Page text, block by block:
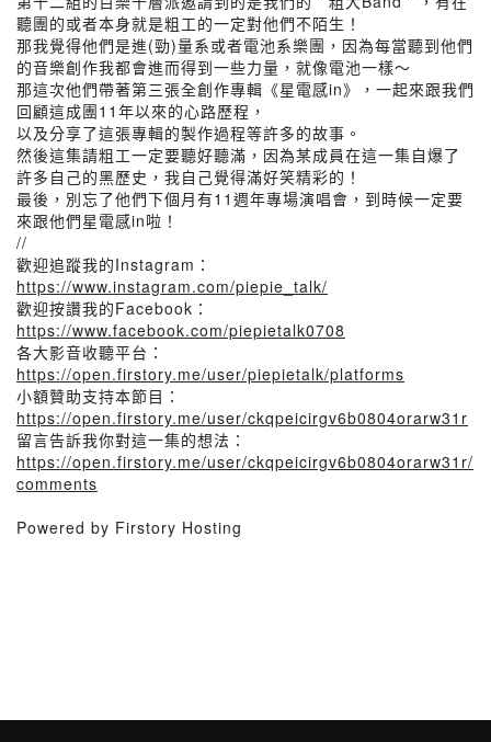
聽團的或者本身就是粗工的一定對他們不陌生！
那我覺得他們是進(勁)量系或者電池系樂團，因為每當聽到他們
的音樂創作我都會進而得到一些力量，就像電池一樣～
那這次他們帶著第三張全創作專輯《星電感in》，一起來跟我們
回顧這成團11年以來的心路歷程，
以及分享了這張專輯的製作過程等許多的故事。
然後這集請粗工一定要聽好聽滿，因為某成員在這一集自爆了
許多自己的黑歷史，我自己覺得滿好笑精彩的！
最後，別忘了他們下個月有11週年專場演唱會，到時候一定要
來跟他們星電感in啦！
//
歡迎追蹤我的Instagram：
https://www.instagram.com/piepie_talk/
歡迎按讚我的Facebook：
https://www.facebook.com/piepietalk0708
各大影音收聽平台：
https://open.firstory.me/user/piepietalk/platforms
小額贊助支持本節目：
https://open.firstory.me/user/ckqpeicirgv6b0804orarw31r
留言告訴我你對這一集的想法：
https://open.firstory.me/user/ckqpeicirgv6b0804orarw31r/
comments
Powered by Firstory Hosting